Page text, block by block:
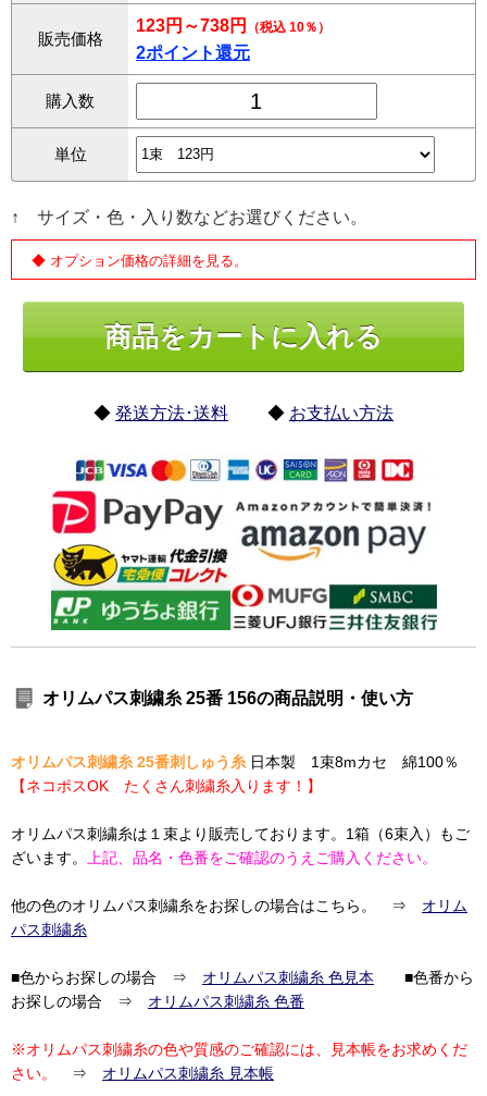
販売価格
123円～738円 （税込 10％）
2ポイント還元
購入数
単位
↑ サイズ・色・入り数などお選びください。
◆ オプション価格の詳細を見る。
◆ 発送方法･送料 ◆ お支払い方法
オリムパス刺繍糸 25番 156の商品説明・使い方
オリムパス刺繍糸 25番刺しゅう糸 日本製 1束8mカセ 綿100％
【ネコポスOK たくさん刺繍糸入ります！】
オリムパス刺繍糸は１束より販売しております。1箱（6束入）もご
ざいます。
上記、品名・色番をご確認のうえご購入ください。
他の色のオリムパス刺繍糸をお探しの場合はこちら。 ⇒ オリム
パス刺繍糸
■色からお探しの場合 ⇒ オリムパス刺繍糸 色見本 ■色番から
お探しの場合 ⇒ オリムパス刺繍糸 色番
※オリムパス刺繍糸の色や質感のご確認には、見本帳をお求めくだ
さい。
⇒ オリムパス刺繍糸 見本帳